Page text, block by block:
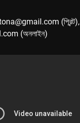
(প্রিন্ট),
(অনলাইন)